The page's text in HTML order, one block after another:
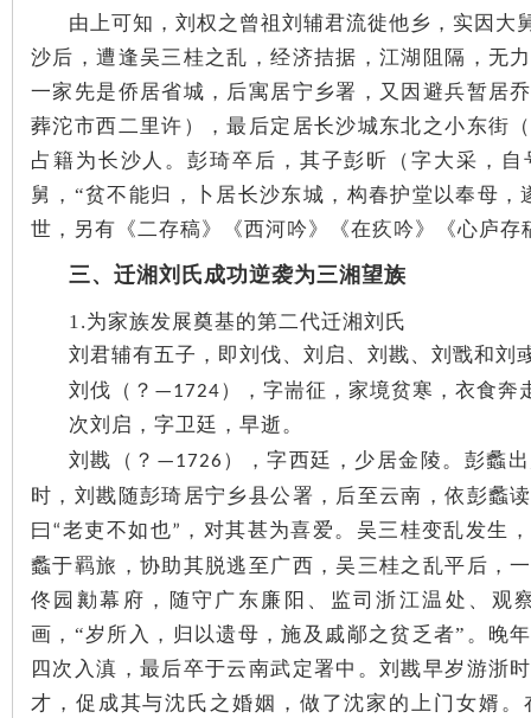
由上可知，刘权之曾祖刘辅君流徙他乡，实因大
沙后，遭逢吴三桂之乱，经济拮据，江湖阻隔，无
一家先是侨居省城，后寓居宁乡署，又因避兵暂居
葬沱市西二里许），最后定居长沙城东北之小东街
占籍为长沙人。彭琦卒后，其子彭昕（字大采，
舅，“贫不能归，卜居长沙东城，构春护堂以奉母
世，另有《二存稿》《西河吟》《在疚吟》《心庐存
三、迁湘刘氏成功逆袭为三湘望族
1.为家族发展奠基的第二代迁湘刘氏
刘君辅有五子，即刘伐、刘启、刘戡、刘戬和刘
刘伐（？ —1724），字耑征，家境贫寒，衣食奔
次刘启，字卫廷，早逝。
刘戡（？ —1726 ），字西廷，少居金陵。彭蠡
时，刘戡随彭琦居宁乡县公署，后至云南，依彭蠡
曰 “老吏不如也” ，对其甚为喜爱。吴三桂变乱发生
蠡于羁旅，协助其脱逃至广西，吴三桂之乱平后，
佟园勷幕府，随守广东廉阳、监司浙江温处、观
画， “岁所入，归以遗母，施及戚䣊之贫乏者”。晚
四次入滇，最后卒于云南武定署中。刘戡早岁游浙
才，促成其与沈氏之婚姻，做了沈家的上门女婿